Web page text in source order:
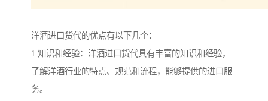
洋酒进口货代的优点有以下几个：
1.知识和经验：洋酒进口货代具有丰富的知识和经验，
了解洋酒行业的特点、规范和流程，能够提供的进口服
务。